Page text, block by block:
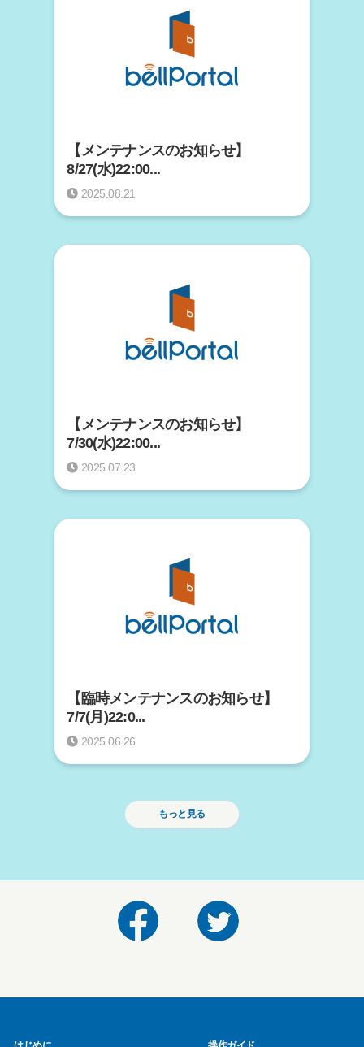
【メンテナンスのお知らせ】
8/27(水)22:00...
2025.08.21
【メンテナンスのお知らせ】
7/30(水)22:00...
2025.07.23
【臨時メンテナンスのお知らせ】
7/7(月)22:0...
2025.06.26
もっと見る